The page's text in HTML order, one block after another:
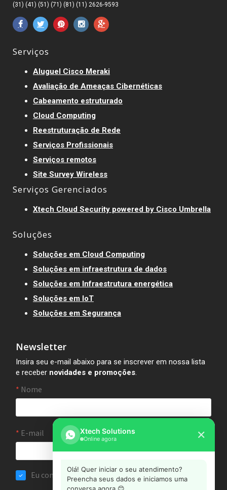
(31) (41) (51) (71) (81) (11) 2626-9593
Serviços
Aluguel Cisco Meraki
Avaliação de Ameaças Cibernéticas
Cabeamento estruturado
Cloud Computing
Reestruturação de Rede
Serviços Profissionais
Serviços remotos
Site Survey Wireless
Serviços Gerenciados
Xtech Cloud Security powered by Cisco Umbrella
Soluções
Soluções em Cloud Computing
Soluções em infraestrutura de dados
Soluções em Infraestrutura energética
Soluções em IoT
Soluções em Segurança
Newsletter
Insira seu e-mail abaixo para se inscrever em nossa lista
e receber novidades e promoções
Xtech Solutions
Online agora ✕
Olá! Quer iniciar o seu atendimento?
Preencha seus dados e iniciamos uma